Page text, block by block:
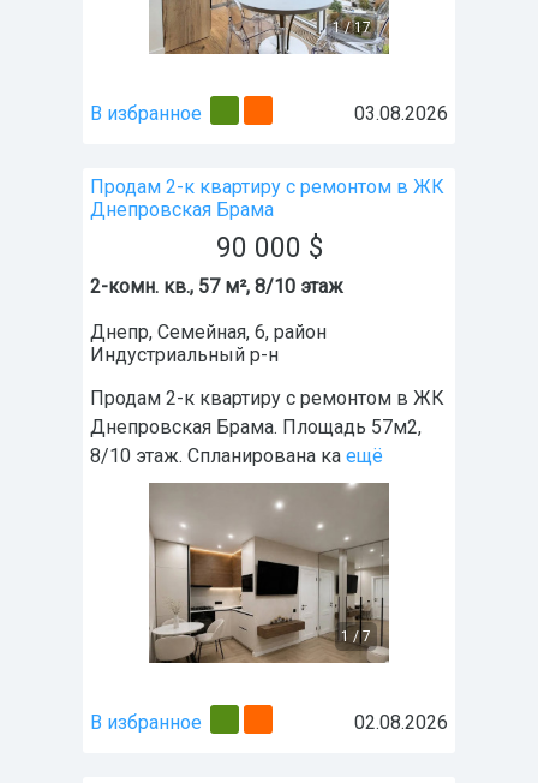
1/17
В избранное 03.08.2026
Продам 2-к квартиру с ремонтом в ЖК
Днепровская Брама
90 000 $
2-комн. кв., 57 м², 8/10 этаж
Днепр, Семейная, 6, район
Индустриальный р-н
Продам 2-к квартиру с ремонтом в ЖК
Днепровская Брама. Площадь 57м2,
8/10 этаж. Спланирована ка ещё
1 / 7
В избранное 02.08.2026